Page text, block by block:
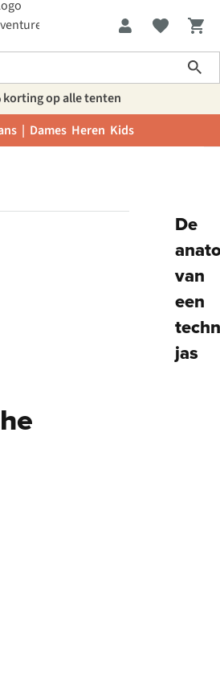
korting op alle tenten
| Dames Heren Kids
De
van
een
jas